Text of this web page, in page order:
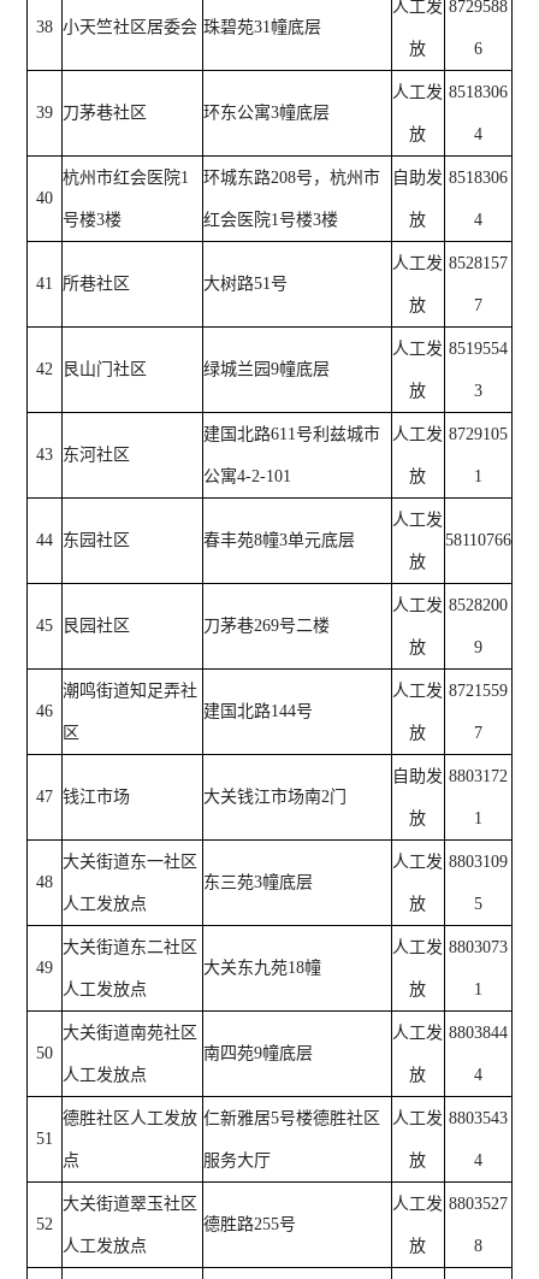
38 小天竺社区居委会 珠碧苑31幢底层
人工发
放
8729588
6
39 刀茅巷社区 环东公寓3幢底层
人工发
放
8518306
4
40
杭州市红会医院1
号楼3楼
环城东路208号，杭州市
红会医院1号楼3楼
自助发
放
8518306
4
41 所巷社区 大树路51号
人工发
放
8528157
7
42 艮山门社区 绿城兰园9幢底层
人工发
放
8519554
3
43 东河社区
建国北路611号利兹城市
公寓4-2-101
人工发
放
8729105
1
44 东园社区 春丰苑8幢3单元底层
人工发
放
58110766
45 艮园社区 刀茅巷269号二楼
人工发
放
8528200
9
46
潮鸣街道知足弄社
区
建国北路144号
人工发
放
8721559
7
47 钱江市场 大关钱江市场南2门
自助发
放
8803172
1
48
大关街道东一社区
人工发放点
东三苑3幢底层
人工发
放
8803109
5
49
大关街道东二社区
人工发放点
大关东九苑18幢
人工发
放
8803073
1
50
大关街道南苑社区
人工发放点
南四苑9幢底层
人工发
放
8803844
4
51
德胜社区人工发放
点
仁新雅居5号楼德胜社区
服务大厅
人工发
放
8803543
4
52
大关街道翠玉社区
人工发放点
德胜路255号
人工发
放
8803527
8